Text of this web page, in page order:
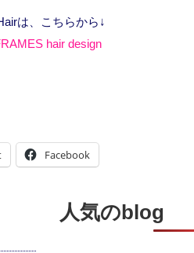
は、こちらから↓
hair design
Facebook
人気のblog